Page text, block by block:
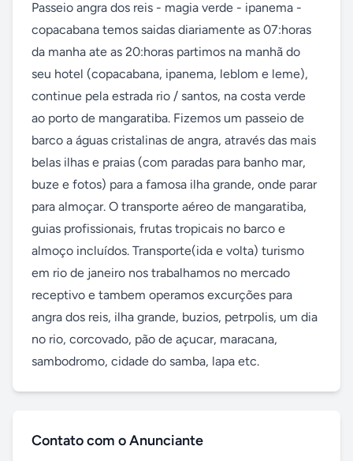
Passeio angra dos reis - magia verde - ipanema -
copacabana temos saidas diariamente as 07:horas
da manha ate as 20:horas partimos na manhã do
seu hotel (copacabana, ipanema, leblom e leme),
continue pela estrada rio / santos, na costa verde
ao porto de mangaratiba. Fizemos um passeio de
barco a águas cristalinas de angra, através das mais
belas ilhas e praias (com paradas para banho mar,
buze e fotos) para a famosa ilha grande, onde parar
para almoçar. O transporte aéreo de mangaratiba,
guias profissionais, frutas tropicais no barco e
almoço incluídos. Transporte(ida e volta) turismo
em rio de janeiro nos trabalhamos no mercado
receptivo e tambem operamos excurções para
angra dos reis, ilha grande, buzios, petrpolis, um dia
no rio, corcovado, pão de açucar, maracana,
sambodromo, cidade do samba, lapa etc.
Contato com o Anunciante